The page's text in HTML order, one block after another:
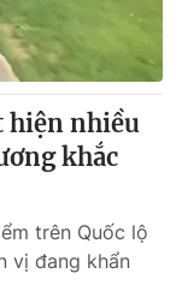
hiện nhiều
khắc
trên Quốc lộ
vị đang khẩn